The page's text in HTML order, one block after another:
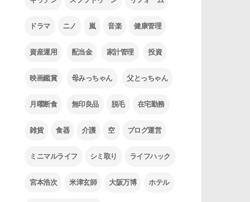
ドラマ ニノ 嵐 音楽 健康管理
資産運用 配当金 家計管理 投資
映画鑑賞 母みっちゃん 父とっちゃん
月曜断食 無印良品 脱毛 在宅勤務
雑貨 食器 介護 空 ブログ運営
ミニマルライフ シミ取り ライフハック
宮本浩次 米津玄師 大阪万博 ホテル